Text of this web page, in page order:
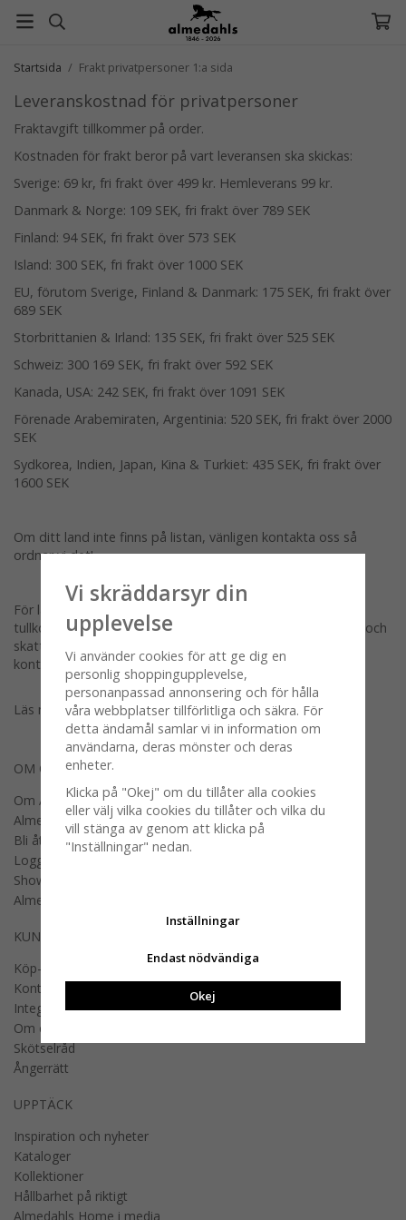
Startsida / Frakt privatpersoner 1:a sida
Leveranskostnad för privatpersoner
Fraktavgift tillkommer på order.
Kostnaden för frakt beror på vart leveransen ska skickas:
Sverige: 69 kr, fri frakt över 499 kr. Hemleverans 99 kr.
Danmark & Norge: 109 SEK, fri frakt över 789 SEK
Finland: 94 SEK, fri frakt över 573 SEK
Island: 300 SEK, fri frakt över 1000 SEK
EU, förutom Sverige, Finland & Danmark: 175 SEK, fri frakt över
689 SEK
Storbrittanien & Irland: 135 SEK, fri frakt över 525 SEK
Schweiz: 300 169 SEK, fri frakt över 592 SEK
Kanada, USA: 242 SEK, fri frakt över 1091 SEK
Förenade Arabemiraten, Argentinia: 520 SEK, fri frakt över 2000
SEK
Sydkorea, Indien, Japan, Kina & Turkiet: 435 SEK, fri frakt över
1600 SEK
Om ditt land inte finns på listan, vänligen kontakta oss så
ordnar vi det!
För länder utanför EU tillkommer mottagarlandets
tullkostnader och skatter. Du är ansvarig för att importtull och
skatt betalas. Om du är osäker på avgifterna, vänligen
kontakta ditt lokala tullkontor.
Läs mer om våra köpvillkorhär
OM OSS
Om Almedahls
Almedahls designers
Bli återförsäljare
Logga in B2B
Showroom
Almedahls offentlig miljö
KUNDSERVICE
Köp- och fraktvillkor
Kontakta oss
Integritetspolicy
Om cookies
Skötselråd
Ångerrätt
UPPTÄCK
Inspiration och nyheter
Kataloger
Kollektioner
Hållbarhet på riktigt
Almedahls Home i media
Vi skräddarsyr din
upplevelse
Vi använder cookies för att ge dig en
personlig shoppingupplevelse,
personanpassad annonsering och för hålla
våra webbplatser tillförlitliga och säkra. För
detta ändamål samlar vi in information om
användarna, deras mönster och deras
enheter.
Klicka på "Okej" om du tillåter alla cookies
eller välj vilka cookies du tillåter och vilka du
vill stänga av genom att klicka på
"Inställningar" nedan.
Inställningar
Endast nödvändiga
Okej